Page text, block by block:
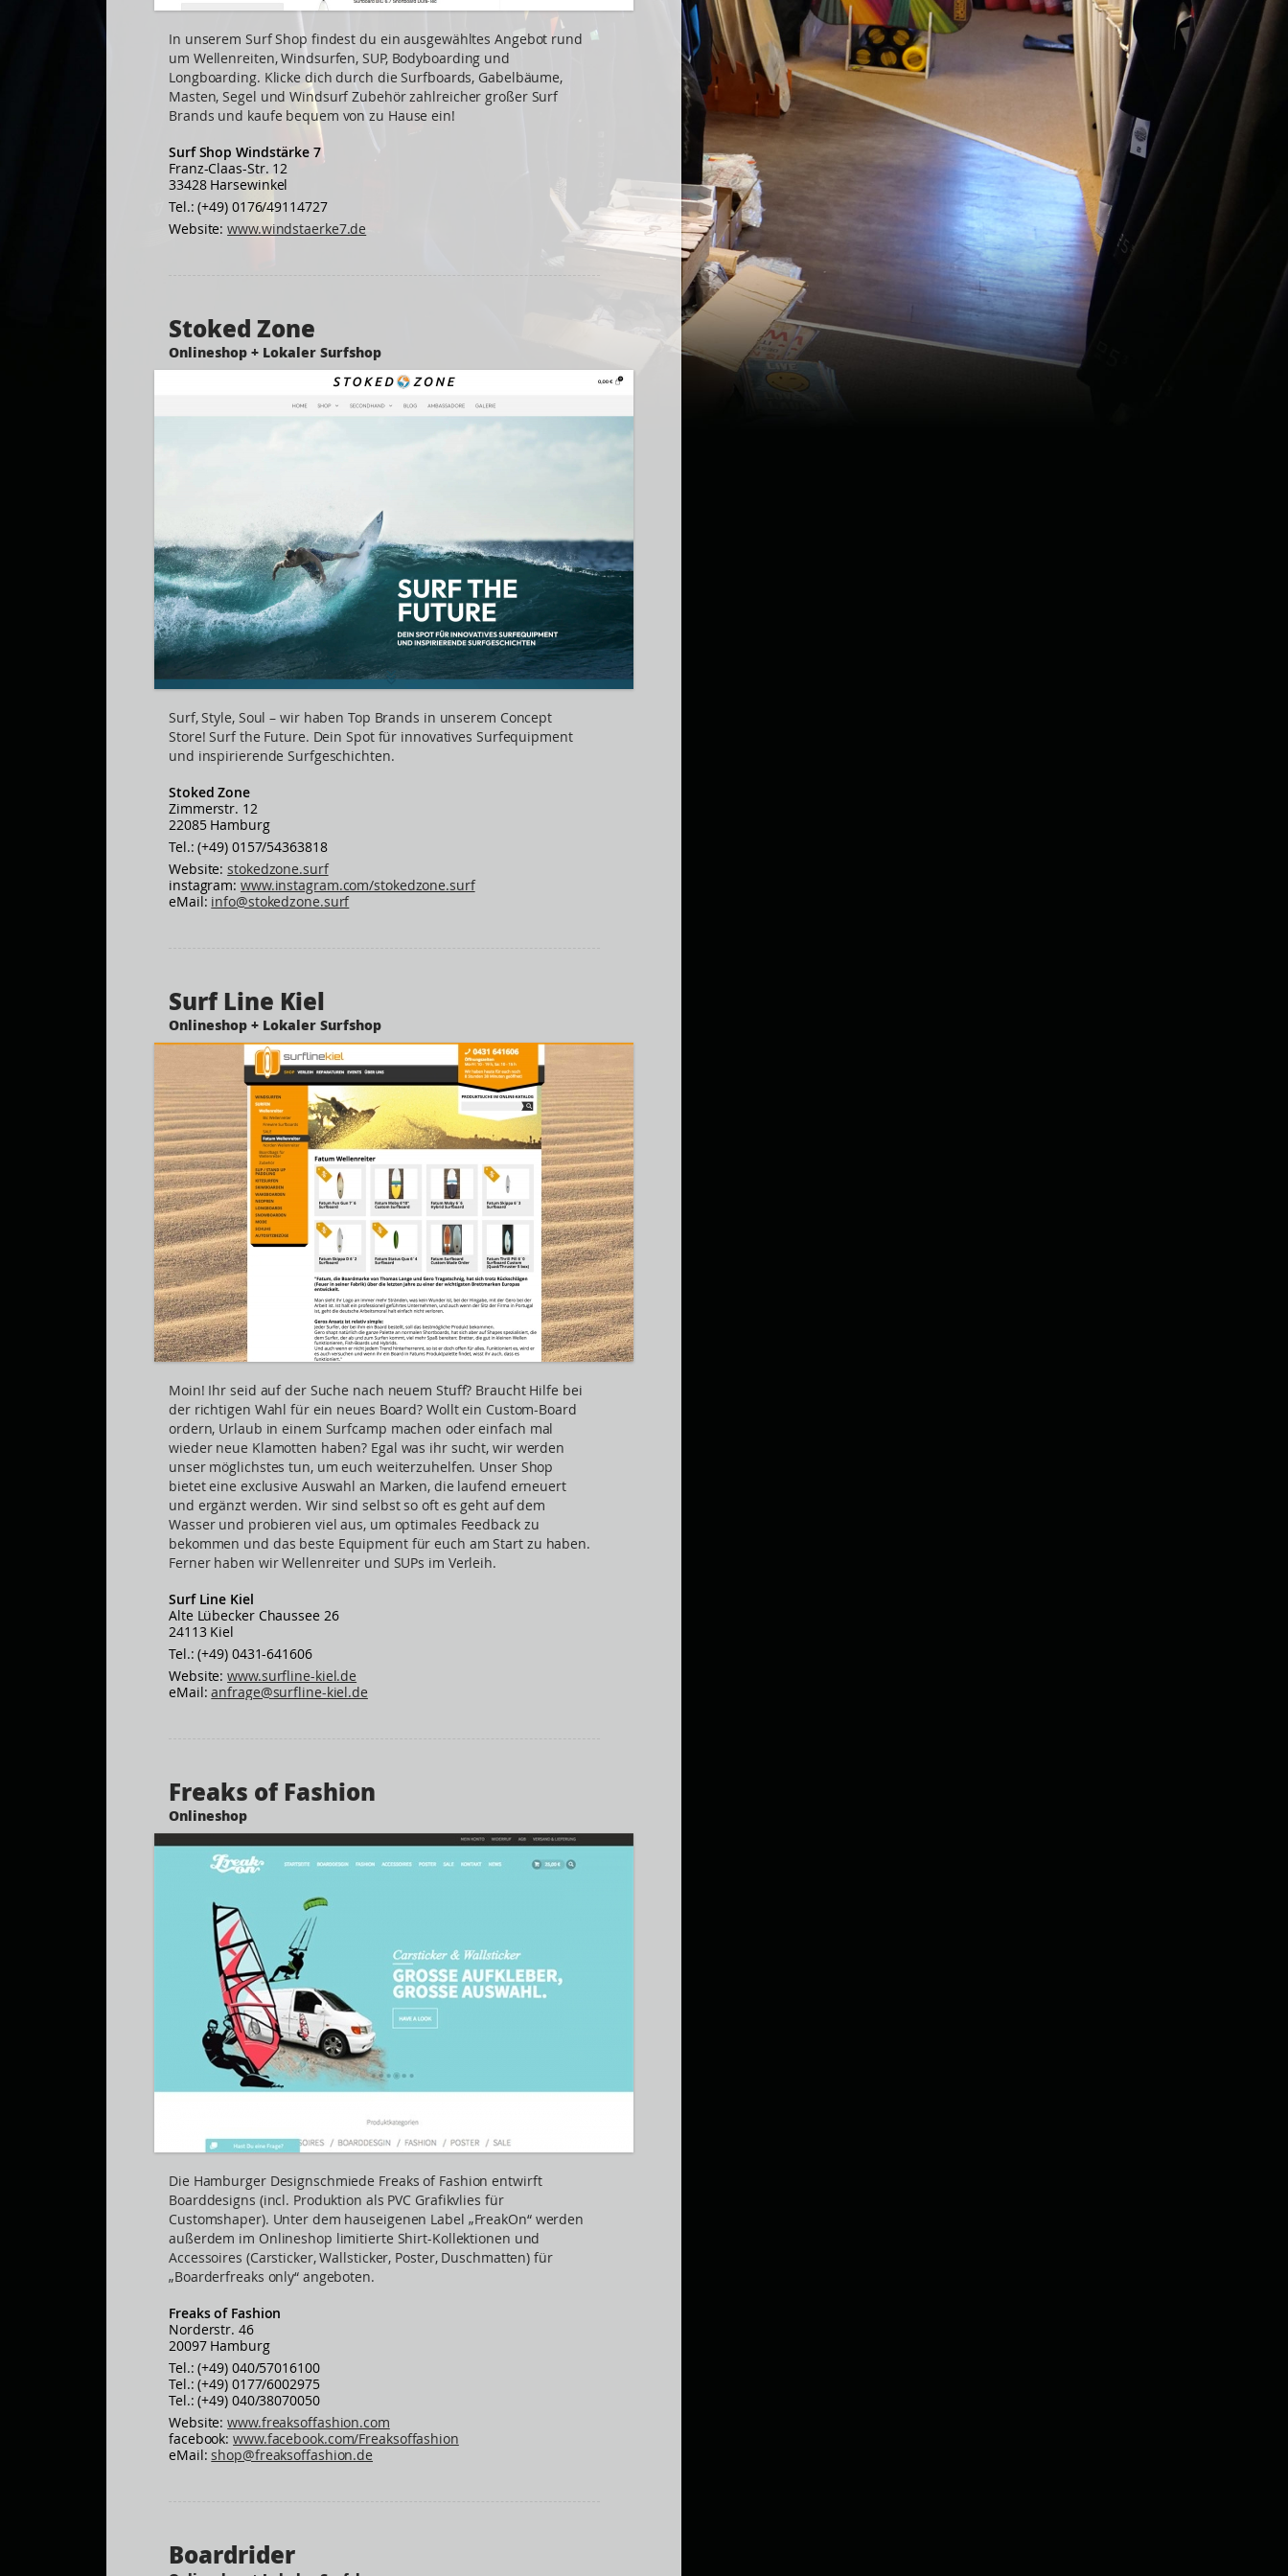
In unserem Surf Shop findest du ein ausgewähltes Angebot rund
um Wellenreiten, Windsurfen, SUP, Bodyboarding und
Longboarding. Klicke dich durch die Surfboards, Gabelbäume,
Masten, Segel und Windsurf Zubehör zahlreicher großer Surf
Brands und kaufe bequem von zu Hause ein!
Surf Shop Windstärke 7
Franz-Claas-Str. 12
33428 Harsewinkel
Tel.: (+49) 0176/49114727
Website:www.windstaerke7.de
Stoked Zone
Onlineshop + Lokaler Surfshop
Surf, Style, Soul – wir haben Top Brands in unserem Concept
Store! Surf the Future. Dein Spot für innovatives Surfequipment
und inspirierende Surfgeschichten.
Stoked Zone
Zimmerstr. 12
22085 Hamburg
Tel.: (+49) 0157/54363818
Website:stokedzone.surf
instagram: www.instagram.com/stokedzone.surf
eMail: info@stokedzone.surf
Surf Line Kiel
Onlineshop + Lokaler Surfshop
Moin! Ihr seid auf der Suche nach neuem Stuff? Braucht Hilfe bei
der richtigen Wahl für ein neues Board? Wollt ein Custom-Board
ordern, Urlaub in einem Surfcamp machen oder einfach mal
wieder neue Klamotten haben? Egal was ihr sucht, wir werden
unser möglichstes tun, um euch weiterzuhelfen. Unser Shop
bietet eine exclusive Auswahl an Marken, die laufend erneuert
und ergänzt werden. Wir sind selbst so oft es geht auf dem
Wasser und probieren viel aus, um optimales Feedback zu
bekommen und das beste Equipment für euch am Start zu haben.
Ferner haben wir Wellenreiter und SUPs im Verleih.
Surf Line Kiel
Alte Lübecker Chaussee 26
24113 Kiel
Tel.: (+49) 0431-641606
Website:www.surfline-kiel.de
eMail:anfrage@surfline-kiel.de
Freaks of Fashion
Onlineshop
Die Hamburger Designschmiede Freaks of Fashion entwirft
Boarddesigns (incl. Produktion als PVC Grafikvlies für
Customshaper). Unter dem hauseigenen Label „FreakOn“ werden
außerdem im Onlineshop limitierte Shirt-Kollektionen und
Accessoires (Carsticker, Wallsticker, Poster, Duschmatten) für
„Boarderfreaks only“ angeboten.
Freaks of Fashion
Norderstr. 46
20097 Hamburg
Tel.: (+49) 040/57016100
Tel.: (+49) 0177/6002975
Tel.: (+49) 040/38070050
Website:www.freaksoffashion.com
facebook:www.facebook.com/Freaksoffashion
eMail:shop@freaksoffashion.de
Boardrider